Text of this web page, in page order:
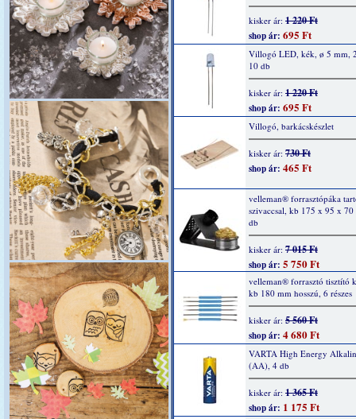
kisker ár: 1 220 Ft
shop ár: 695 Ft
Villogó LED, kék, ø 5 mm,
10 db
kisker ár: 1 220 Ft
shop ár: 695 Ft
Villogó, barkácskészlet
kisker ár: 730 Ft
shop ár: 465 Ft
velleman® forrasztópáka
szivaccsal, kb 175 x 95 x
db
kisker ár: 7 015 Ft
shop ár: 5 750 Ft
velleman® forrasztó tisztító
kb 180 mm hosszú, 6 részes
kisker ár: 5 560 Ft
shop ár: 4 680 Ft
VARTA High Energy
(AA), 4 db
kisker ár: 1 365 Ft
shop ár: 1 175 Ft